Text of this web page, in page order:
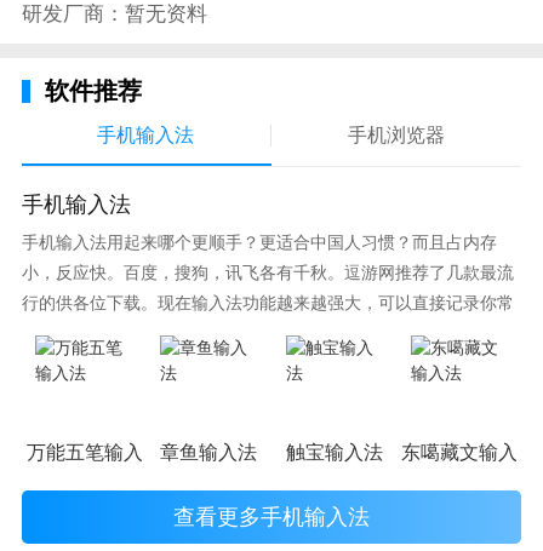
4，量身定制
短期应急，长期周转，借款可分24期
的，因为它不断的完善自身的bug，还有操作上一些不
合理的地方，不像其他一些贷款软件，光写申请步骤就
研发厂商：暂无资料
软件推荐
手机输入法 手机浏览器
手机输入法
手机输入法用起来哪个更顺手？更适合中国人习惯？而且占内存
小，反应快。百度，搜狗，讯飞各有千秋。逗游网推荐了几款最流
行的供各位下载。现在输入法功能越来越强大，可以直接记录你常
使用的词语，并且还有各种新鲜好玩的表情，一款好的输入法直接
影响到你的打字速度哦。
万能五笔输入法章鱼输入法 触宝输入法 东噶藏文输入法
查看更多手机输入法